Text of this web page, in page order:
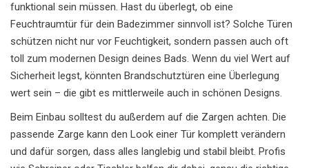
funktional sein müssen. Hast du überlegt, ob eine
Feuchtraumtür für dein Badezimmer sinnvoll ist? Solche Türen
schützen nicht nur vor Feuchtigkeit, sondern passen auch oft
toll zum modernen Design deines Bads. Wenn du viel Wert auf
Sicherheit legst, könnten Brandschutztüren eine Überlegung
wert sein – die gibt es mittlerweile auch in schönen Designs.
Beim Einbau solltest du außerdem auf die Zargen achten. Die
passende Zarge kann den Look einer Tür komplett verändern
und dafür sorgen, dass alles langlebig und stabil bleibt. Profis